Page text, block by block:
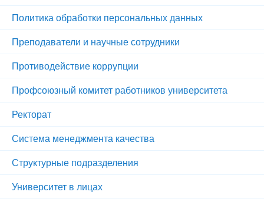
Политика обработки персональных данных
Преподаватели и научные сотрудники
Противодействие коррупции
Профсоюзный комитет работников университета
Ректорат
Система менеджмента качества
Структурные подразделения
Университет в лицах